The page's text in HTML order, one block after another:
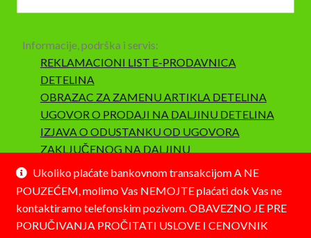
Ukoliko plaćate bankovnom transakcijom A NE
POUZEĆEM, molimo Vas NEMOJTE plaćati dok Vas ne
kontaktiramo telefonskim pozivom. OBAVEZNO JE PRE
PORUČIVANJA PROČITATI USLOVE I CENOVNIK
Informacije, podrška i servis:
REKLAMACIONI LIST E-PRODAVNICA
DETELINA
OBRAZAC ZA ZAMENU ARTIKLA DETELINA
UGOVOR O PRODAJI NA DALJINU DETELINA
IZJAVA O ODUSTANKU OD UGOVORA
ZAKLJUČENOG NA DALJINU
SAOBRAZNOST I REKLAMACIJA